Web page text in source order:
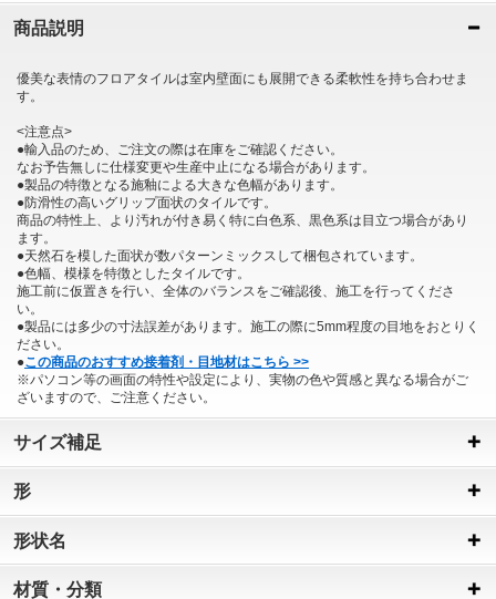
商品説明
優美な表情のフロアタイルは室内壁面にも展開できる柔軟性を持ち合わせま
す。
<注意点>
●輸入品のため、ご注文の際は在庫をご確認ください。
なお予告無しに仕様変更や生産中止になる場合があります。
●製品の特徴となる施釉による大きな色幅があります。
●防滑性の高いグリップ面状のタイルです。
商品の特性上、より汚れが付き易く特に白色系、黒色系は目立つ場合があり
ます。
●天然石を模した面状が数パターンミックスして梱包されています。
●色幅、模様を特徴としたタイルです。
施工前に仮置きを行い、全体のバランスをご確認後、施工を行ってくださ
い。
●製品には多少の寸法誤差があります。施工の際に5mm程度の目地をおとりく
ださい。
●この商品のおすすめ接着剤・目地材はこちら >>
※パソコン等の画面の特性や設定により、実物の色や質感と異なる場合がご
ざいますので、ご注意ください。
サイズ補足
形
形状名
材質・分類